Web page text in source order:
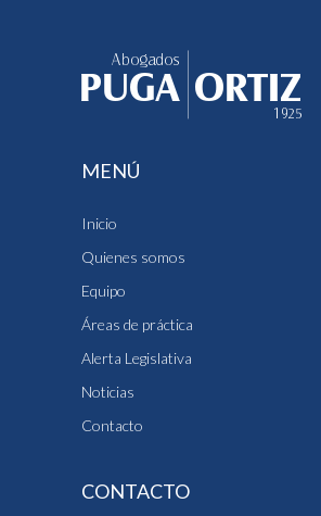
MENÚ
Inicio
Quienes somos
Equipo
Áreas de práctica
Alerta Legislativa
Noticias
Contacto
CONTACTO